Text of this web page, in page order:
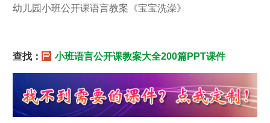
幼儿园小班公开课语言教案《宝宝洗澡》
查找： 小班语言公开课教案大全200篇PPT课件